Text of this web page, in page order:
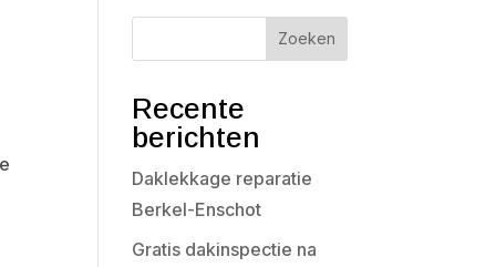
Zoeken
Recente
berichten
Daklekkage reparatie
Berkel-Enschot
Gratis dakinspectie na